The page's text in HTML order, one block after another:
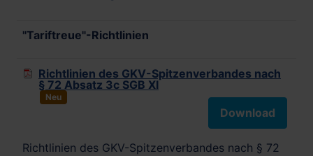
"Tariftreue"-Richtlinien
Richtlinien des GKV-Spitzenverbandes nach
§ 72 Absatz 3c SGB XI
Neu
Download
Richtlinien des GKV-Spitzenverbandes nach § 72